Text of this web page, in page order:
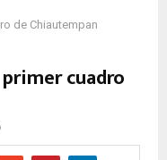
de Chiautempan
cuadro